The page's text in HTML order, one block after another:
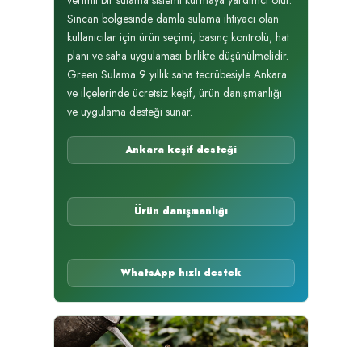
Sincan bölgesinde damla sulama ihtiyacı olan
kullanıcılar için ürün seçimi, basınç kontrolü, hat
planı ve saha uygulaması birlikte düşünülmelidir.
Green Sulama 9 yıllık saha tecrübesiyle Ankara
ve ilçelerinde ücretsiz keşif, ürün danışmanlığı
ve uygulama desteği sunar.
Ankara keşif desteği
Ürün danışmanlığı
WhatsApp hızlı destek